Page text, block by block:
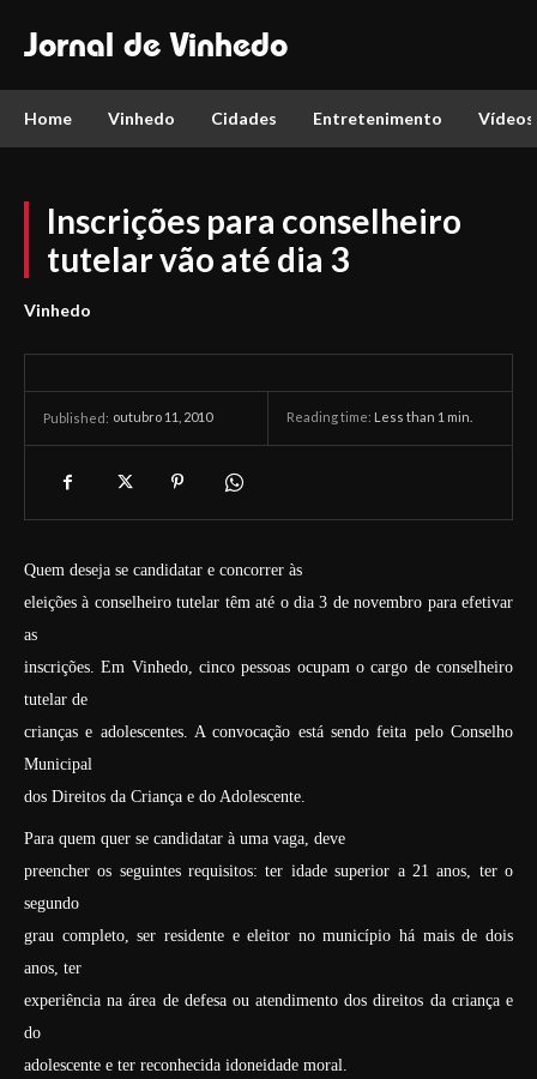
Jornal de Vinhedo
Home Vinhedo Cidades Entretenimento Vídeos
Inscrições para conselheiro
tutelar vão até dia 3
Vinhedo
Published: outubro 11, 2010 Reading time: Less than 1 min.
Quem deseja se candidatar e concorrer às
eleições à conselheiro tutelar têm até o dia 3 de novembro para efetivar
as
inscrições. Em Vinhedo, cinco pessoas ocupam o cargo de conselheiro
tutelar de
crianças e adolescentes. A convocação está sendo feita pelo Conselho
Municipal
dos Direitos da Criança e do Adolescente.
Para quem quer se candidatar à uma vaga, deve
preencher os seguintes requisitos: ter idade superior a 21 anos, ter o
segundo
grau completo, ser residente e eleitor no município há mais de dois
anos, ter
experiência na área de defesa ou atendimento dos direitos da criança e
do
adolescente e ter reconhecida idoneidade moral.